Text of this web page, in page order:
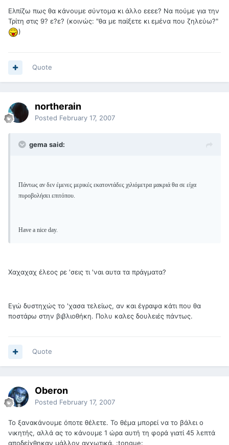
Ελπίζω πως θα κάνουμε σύντομα κι άλλο εεεε? Να πούμε για την
Τρίτη στις 9? ε?ε? (κοινώς: "θα με παίξετε κι εμένα που ζηλεύω?"
)
Quote
northerain
Posted February 17, 2007
gema said:
Πάντως αν δεν έμενες μερικές εκατοντάδες χιλιόμετρα μακριά θα σε είχα
πυροβολήσει επιτόπου.
Have a nice day.
Χαχαχαχ έλεος ρε 'σεις τι 'ναι αυτα τα πράγματα?
Εγώ δυστηχώς το 'χασα τελείως, αν και έγραψα κάτι που θα
ποστάρω στην βιβλιοθήκη. Πολυ καλες δουλειές πάντως.
Quote
Oberon
Posted February 17, 2007
Το ξανακάνουμε όποτε θέλετε. Το θέμα μπορεί να το βάλει ο
νικητής, αλλά ας το κάνουμε 1 ώρα αυτή τη φορά γιατί 45 λεπτά
αποδείχθηκαν μάλλον αγχωτικά. :tongue: